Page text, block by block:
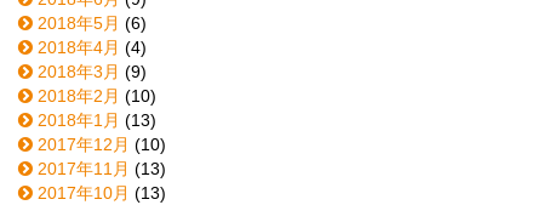
2018年5月 (6)
2018年4月 (4)
2018年3月 (9)
2018年2月 (10)
2018年1月 (13)
2017年12月 (10)
2017年11月 (13)
2017年10月 (13)